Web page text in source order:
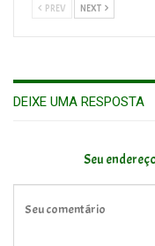
PREV NEXT
DEIXE UMA RESPOSTA
Seu